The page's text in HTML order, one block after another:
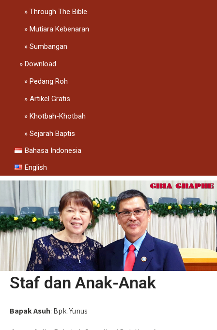
Through The Bible
Mutiara Kebenaran
Sumbangan
Download
Pedang Roh
Artikel Gratis
Khotbah-Khotbah
Sejarah Baptis
Bahasa Indonesia
English
Staf dan Anak-Anak
Bapak Asuh: Bpk. Yunus